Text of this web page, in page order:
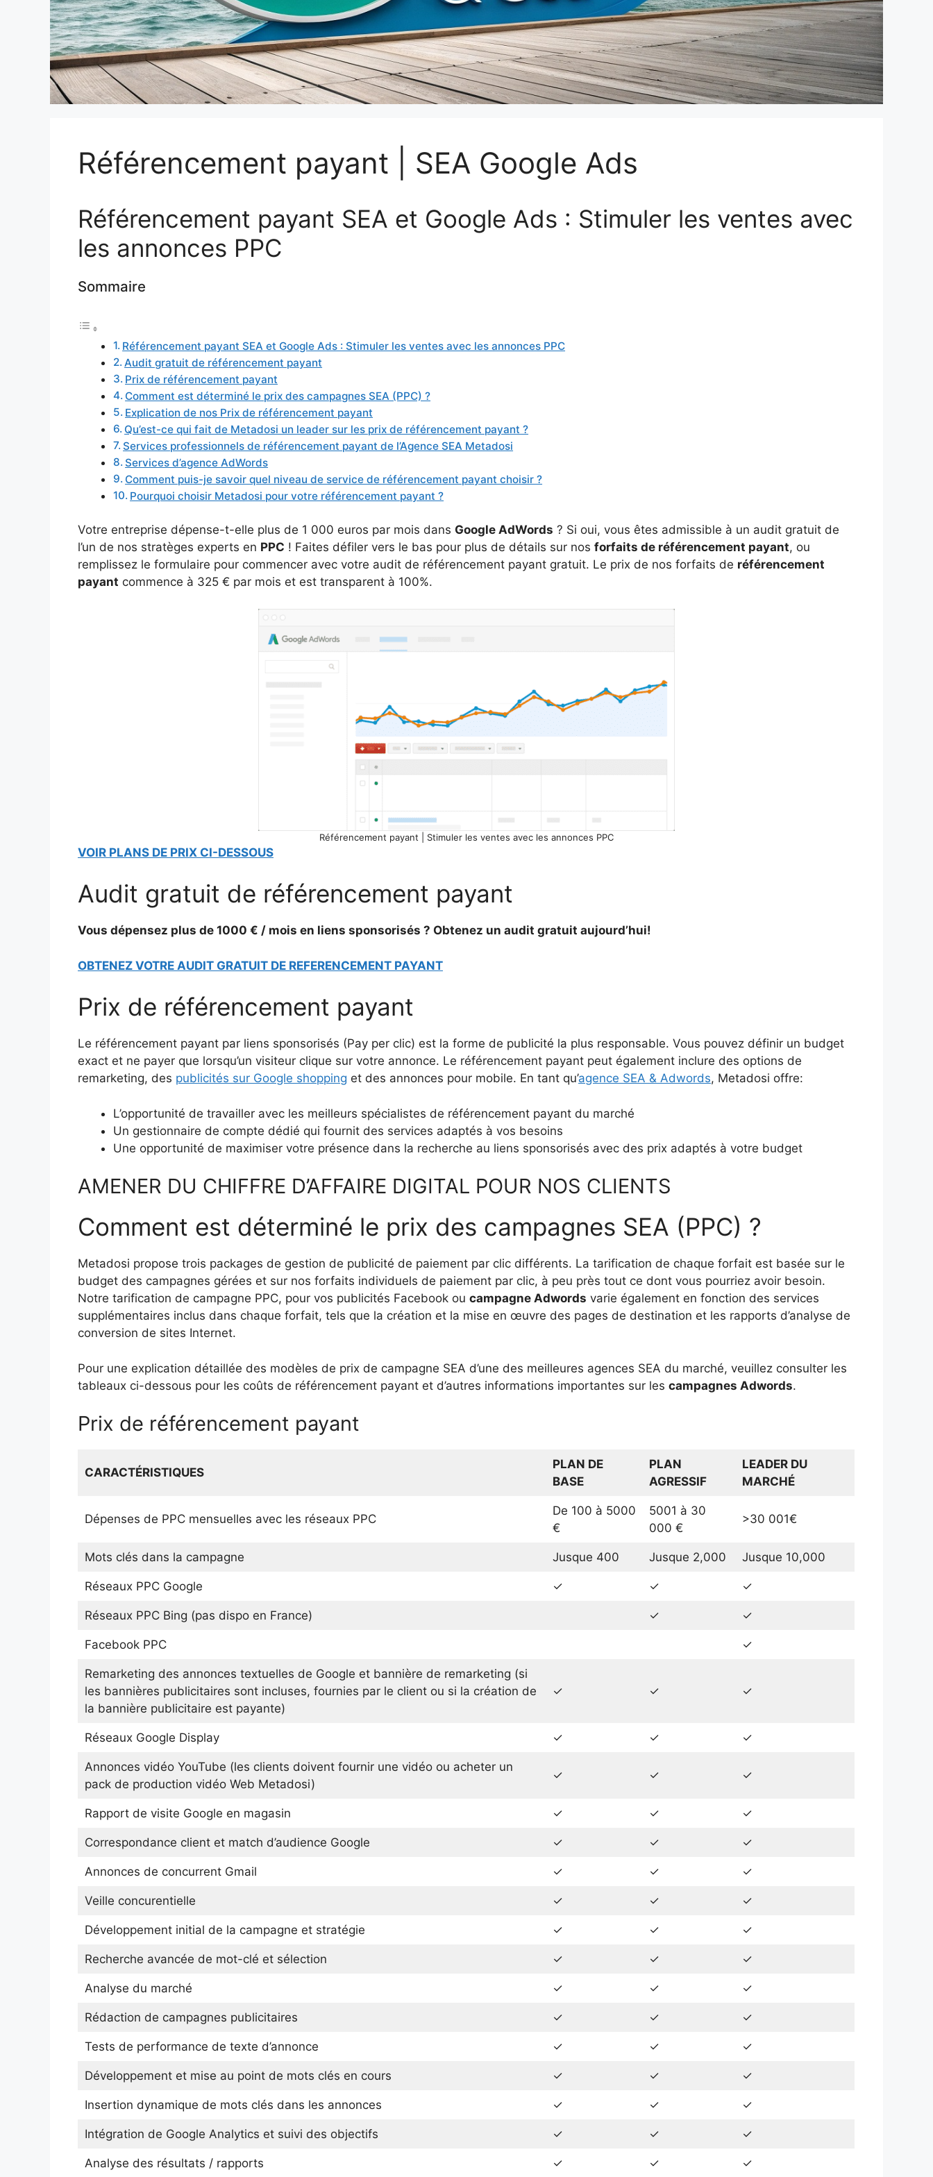
Référencement payant | SEA Google Ads
Référencement payant SEA et Google Ads : Stimuler les ventes avec
les annonces PPC
Sommaire
Référencement payant SEA et Google Ads : Stimuler les ventes avec les annonces PPC
Audit gratuit de référencement payant
Prix de référencement payant
Comment est déterminé le prix des campagnes SEA (PPC) ?
Explication de nos Prix de référencement payant
Qu’est-ce qui fait de Metadosi un leader sur les prix de référencement payant ?
Services professionnels de référencement payant de l’Agence SEA Metadosi
Services d’agence AdWords
Comment puis-je savoir quel niveau de service de référencement payant choisir ?
Pourquoi choisir Metadosi pour votre référencement payant ?
Votre entreprise dépense-t-elle plus de 1 000 euros par mois dans Google AdWords ? Si oui, vous êtes admissible à un audit gratuit de
l’un de nos stratèges experts en PPC ! Faites défiler vers le bas pour plus de détails sur nos forfaits de référencement payant, ou
remplissez le formulaire pour commencer avec votre audit de référencement payant gratuit. Le prix de nos forfaits de référencement
payant commence à 325 € par mois et est transparent à 100%.
Référencement payant | Stimuler les ventes avec les annonces PPC
VOIR PLANS DE PRIX CI-DESSOUS
Audit gratuit de référencement payant
Vous dépensez plus de 1000 € / mois en liens sponsorisés ? Obtenez un audit gratuit aujourd’hui!
OBTENEZ VOTRE AUDIT GRATUIT DE REFERENCEMENT PAYANT
Prix de référencement payant
Le référencement payant par liens sponsorisés (Pay per clic) est la forme de publicité la plus responsable. Vous pouvez définir un budget
exact et ne payer que lorsqu’un visiteur clique sur votre annonce. Le référencement payant peut également inclure des options de
remarketing, des publicités sur Google shopping et des annonces pour mobile. En tant qu’agence SEA & Adwords, Metadosi offre:
L’opportunité de travailler avec les meilleurs spécialistes de référencement payant du marché
Un gestionnaire de compte dédié qui fournit des services adaptés à vos besoins
Une opportunité de maximiser votre présence dans la recherche au liens sponsorisés avec des prix adaptés à votre budget
AMENER DU CHIFFRE D’AFFAIRE DIGITAL POUR NOS CLIENTS
Comment est déterminé le prix des campagnes SEA (PPC) ?
Metadosi propose trois packages de gestion de publicité de paiement par clic différents. La tarification de chaque forfait est basée sur le
budget des campagnes gérées et sur nos forfaits individuels de paiement par clic, à peu près tout ce dont vous pourriez avoir besoin.
Notre tarification de campagne PPC, pour vos publicités Facebook ou campagne Adwords varie également en fonction des services
supplémentaires inclus dans chaque forfait, tels que la création et la mise en œuvre des pages de destination et les rapports d’analyse de
conversion de sites Internet.
Pour une explication détaillée des modèles de prix de campagne SEA d’une des meilleures agences SEA du marché, veuillez consulter les
tableaux ci-dessous pour les coûts de référencement payant et d’autres informations importantes sur les campagnes Adwords.
Prix de référencement payant
CARACTÉRISTIQUES
PLAN DE
BASE
PLAN
AGRESSIF
LEADER DU
MARCHÉ
Dépenses de PPC mensuelles avec les réseaux PPC
De 100 à 5000
€
5001 à 30
000 €
>30 001€
Mots clés dans la campagne Jusque 400 Jusque 2,000 Jusque 10,000
Réseaux PPC Google ✓ ✓ ✓
Réseaux PPC Bing (pas dispo en France) ✓ ✓
Facebook PPC ✓
Remarketing des annonces textuelles de Google et bannière de remarketing (si
les bannières publicitaires sont incluses, fournies par le client ou si la création de
la bannière publicitaire est payante)
✓ ✓ ✓
Réseaux Google Display ✓ ✓ ✓
Annonces vidéo YouTube (les clients doivent fournir une vidéo ou acheter un
pack de production vidéo Web Metadosi)
✓ ✓ ✓
Rapport de visite Google en magasin ✓ ✓ ✓
Correspondance client et match d’audience Google ✓ ✓ ✓
Annonces de concurrent Gmail ✓ ✓ ✓
Veille concurentielle ✓ ✓ ✓
Développement initial de la campagne et stratégie ✓ ✓ ✓
Recherche avancée de mot-clé et sélection ✓ ✓ ✓
Analyse du marché ✓ ✓ ✓
Rédaction de campagnes publicitaires ✓ ✓ ✓
Tests de performance de texte d’annonce ✓ ✓ ✓
Développement et mise au point de mots clés en cours ✓ ✓ ✓
Insertion dynamique de mots clés dans les annonces ✓ ✓ ✓
Intégration de Google Analytics et suivi des objectifs ✓ ✓ ✓
Analyse des résultats / rapports ✓ ✓ ✓